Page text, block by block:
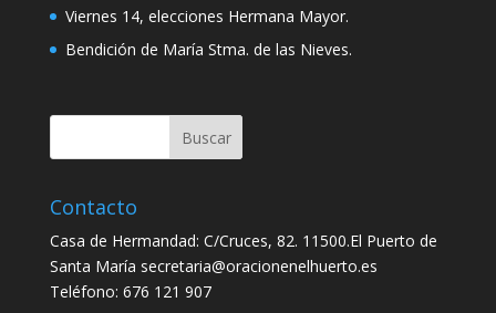
Viernes 14, elecciones Hermana Mayor.
Bendición de María Stma. de las Nieves.
Contacto
Casa de Hermandad: C/Cruces, 82. 11500.El Puerto de
Santa María secretaria@oracionenelhuerto.es
Teléfono: 676 121 907